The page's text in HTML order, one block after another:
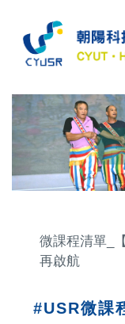
容
區
微課程清單_
再啟航
#USR微課